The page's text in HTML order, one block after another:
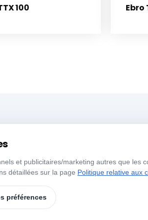
100 Ebro
Accueil À Propos
Nos Produits
et publicitaires/marketing autres que les
détaillées sur la page Politique relative aux
préférences